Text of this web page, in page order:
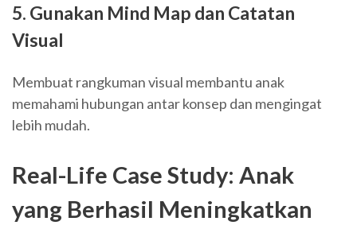
5. Gunakan Mind Map dan Catatan
Visual
Membuat rangkuman visual membantu anak
memahami hubungan antar konsep dan mengingat
lebih mudah.
Real-Life Case Study: Anak
yang Berhasil Meningkatkan